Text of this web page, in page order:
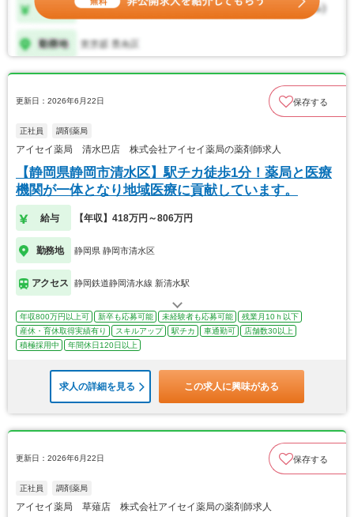
更新日：2026年6月22日 保存する
正社員 調剤薬局
アイセイ薬局 清水巴店 株式会社アイセイ薬局の薬剤師求人
【静岡県静岡市清水区】駅チカ徒歩1分！薬局と医療
機関が一体となり地域医療に貢献しています。
給与 【年収】418万円～806万円
勤務地 静岡県 静岡市清水区
アクセス 静岡鉄道静岡清水線 新清水駅
年収800万円以上可 新卒も応募可能 未経験者も応募可能
残業月10ｈ以下
産休・育休取得実績有り
スキルアップ 駅チカ 車通勤可
店舗数30以上
積極採用中
年間休日120日以上
求人の詳細を見る この求人に興味がある
更新日：2026年6月22日 保存する
正社員 調剤薬局
アイセイ薬局 草薙店 株式会社アイセイ薬局の薬剤師求人